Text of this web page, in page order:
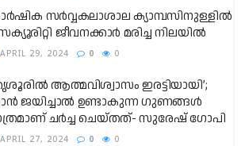
സർവ്വകലാശാല ക്യാമ്പസിനുള്ളിൽ
ജീവനക്കാർ മരിച്ച നിലയിൽ
APRIL 29, 2024 0 0
ആത്മവിശ്വാസം ഇരട്ടിയായി’;
ജയിച്ചാല്‍ ഉണ്ടാകുന്ന ഗുണങ്ങള്‍
ചര്‍ച്ച ചെയ്തത്- സുരേഷ് ഗോപി
APRIL 27, 2024 0 0